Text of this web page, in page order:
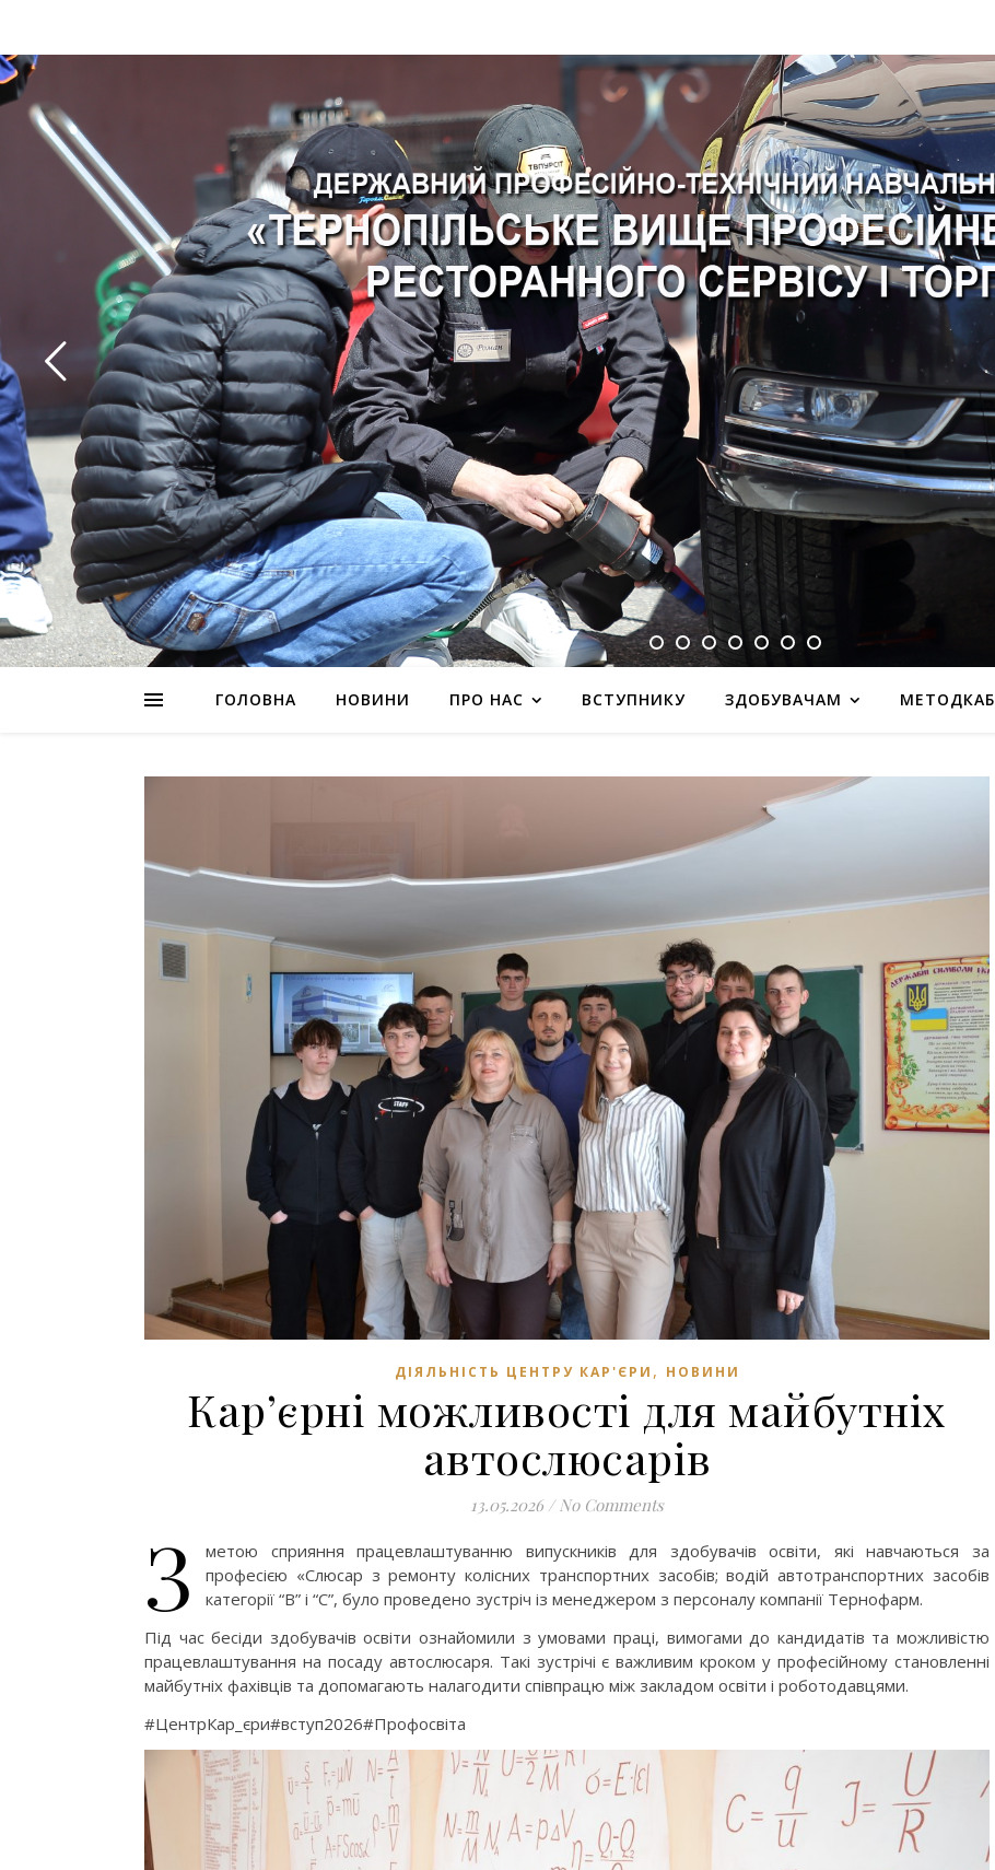
ГОЛОВНА НОВИНИ ПРО НАС ВСТУПНИКУ ЗДОБУВАЧАМ МЕТОДКАБ
ДІЯЛЬНІСТЬ ЦЕНТРУ КАР'ЄРИ , НОВИНИ
Кар’єрні можливості для майбутніх
автослюсарів
13.05.2026 / No Comments
З
метою сприяння працевлаштуванню випускників для здобувачів освіти, які навчаються за
професією «Слюсар з ремонту колісних транспортних засобів; водій автотранспортних засобів
категорії “В” і “С”, було проведено зустріч із менеджером з персоналу компанії Тернофарм.
Під час бесіди здобувачів освіти ознайомили з умовами праці, вимогами до кандидатів та можливістю
працевлаштування на посаду автослюсаря. Такі зустрічі є важливим кроком у професійному становленні
майбутніх фахівців та допомагають налагодити співпрацю між закладом освіти і роботодавцями.
#ЦентрКар_єри#вступ2026#Профосвіта